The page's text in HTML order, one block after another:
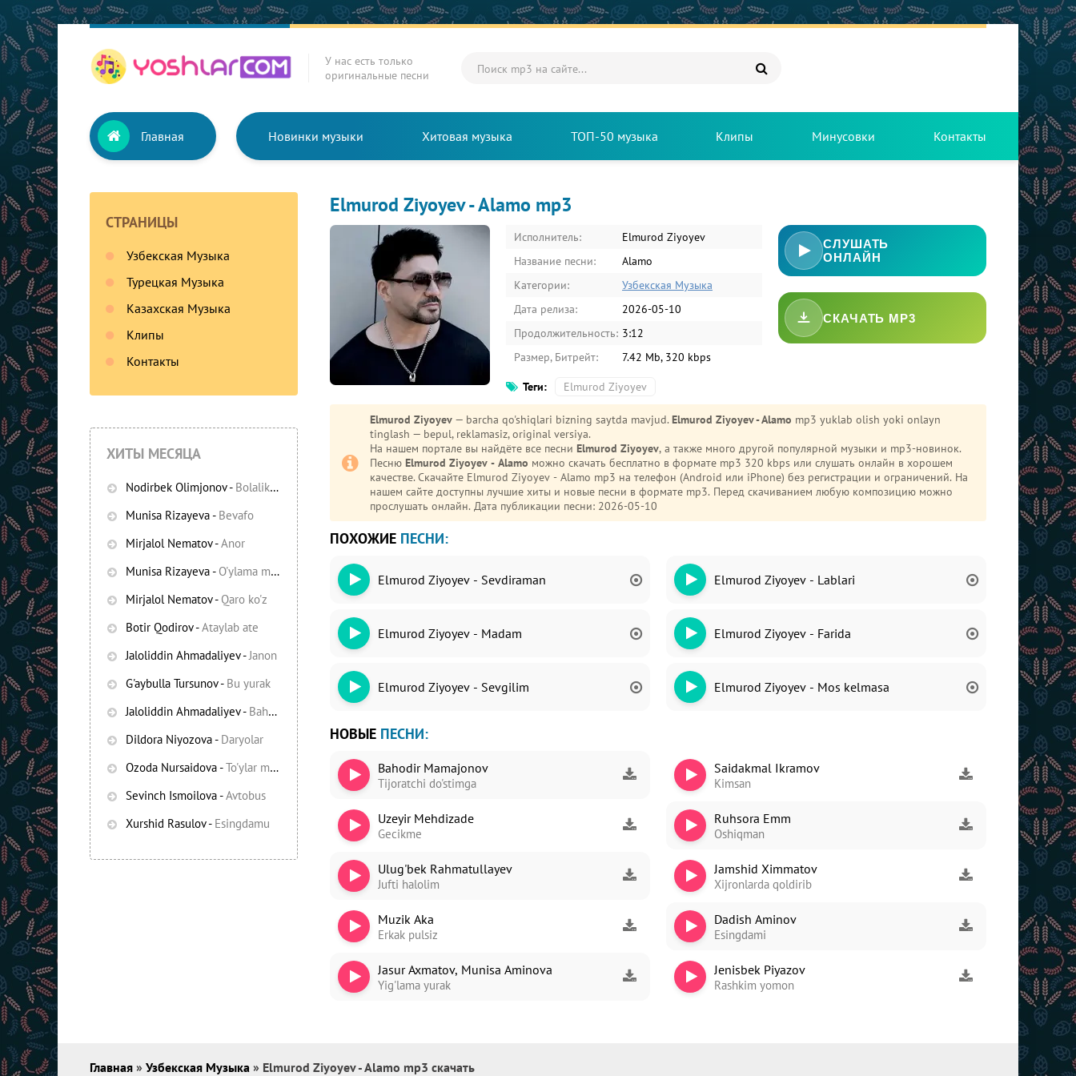
У нас есть только
оригинальные песни
Главная Новинки музыки Хитовая музыка ТОП-50 музыка Клипы Минусовки Контакты
СТРАНИЦЫ
Узбекская Музыка
Турецкая Музыка
Казахская Музыка
Клипы
Контакты
ХИТЫ МЕСЯЦА
Nodirbek Olimjonov- Bolalikning ko'chalari
Munisa Rizayeva- Bevafo
Mirjalol Nematov-Anor
Munisa Rizayeva- O'ylama mani
Mirjalol Nematov- Qaro ko'z
Botir Qodirov-Ataylab ate
Jaloliddin Ahmadaliyev-Janon
G'aybulla Tursunov- Bu yurak
Jaloliddin Ahmadaliyev- Bahor yomg'irlari
Dildora Niyozova- Daryolar
Ozoda Nursaidova-To'ylar muborak
Sevinch Ismoilova-Avtobus
Xurshid Rasulov- Esingdamu
Elmurod Ziyoyev - Alamo mp3
Исполнитель:
Elmurod Ziyoyev
Название песни:
Alamo
Категории:
Узбекская Музыка
Дата релиза:
2026-05-10
Продолжительность: 3:12
Размер, Битрейт:
7.42 Mb, 320 kbps
Теги: Elmurod Ziyoyev
СЛУШАТЬ
ОНЛАЙН
СКАЧАТЬ MP3
Elmurod Ziyoyev — barcha qo'shiqlari bizning saytda mavjud. Elmurod Ziyoyev - Alamo mp3 yuklab olish yoki onlayn
tinglash — bepul, reklamasiz, original versiya.
На нашем портале вы найдёте все песни Elmurod Ziyoyev, а также много другой популярной музыки и mp3-новинок.
Песню Elmurod Ziyoyev - Alamo можно скачать бесплатно в формате mp3 320 kbps или слушать онлайн в хорошем
качестве. Скачайте Elmurod Ziyoyev - Alamo mp3 на телефон (Android или iPhone) без регистрации и ограничений. На
нашем сайте доступны лучшие хиты и новые песни в формате mp3. Перед скачиванием любую композицию можно
прослушать онлайн. Дата публикации песни: 2026-05-10
ПОХОЖИЕ ПЕСНИ:
Elmurod Ziyoyev - Sevdiraman
Elmurod Ziyoyev - Madam
Elmurod Ziyoyev - Sevgilim
Elmurod Ziyoyev - Lablari
Elmurod Ziyoyev - Farida
Elmurod Ziyoyev - Mos kelmasa
НОВЫЕ ПЕСНИ:
Bahodir Mamajonov
Tijoratchi do'stimga
Uzeyir Mehdizade
Gecikme
Ulug'bek Rahmatullayev
Jufti halolim
Muzik Aka
Erkak pulsiz
Jasur Axmatov, Munisa Aminova
Yig'lama yurak
Saidakmal Ikramov
Kimsan
Ruhsora Emm
Oshiqman
Jamshid Ximmatov
Xijronlarda qoldirib
Dadish Aminov
Esingdami
Jenisbek Piyazov
Rashkim yomon
Главная » Узбекская Музыка » Elmurod Ziyoyev - Alamo mp3 скачать